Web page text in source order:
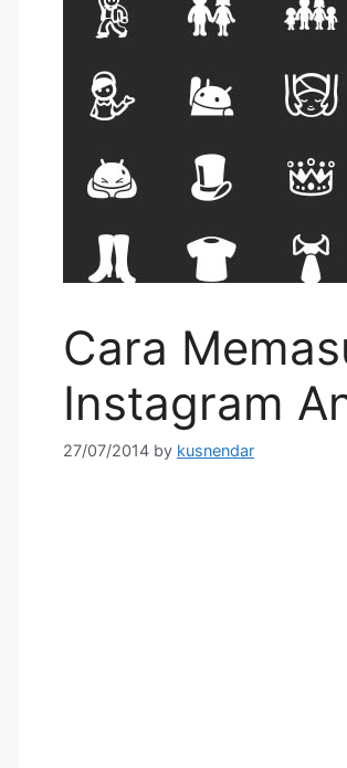
Cara
Instagram
27/07/2014 by kusnendar